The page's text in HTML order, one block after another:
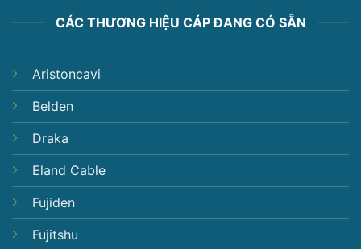
CÁC THƯƠNG HIỆU CÁP ĐANG CÓ SẴN
Aristoncavi
Belden
Draka
Eland Cable
Fujiden
Fujitshu